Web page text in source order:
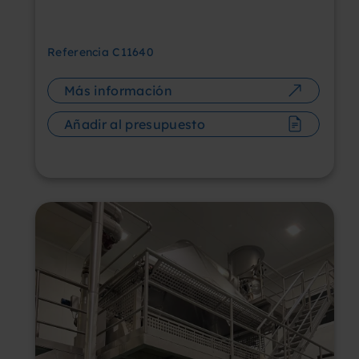
Referencia C11640
Más información
Añadir al presupuesto